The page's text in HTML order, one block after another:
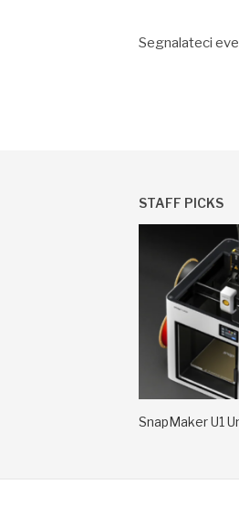
Segnalateci
STAFF PICKS
SnapMaker U1